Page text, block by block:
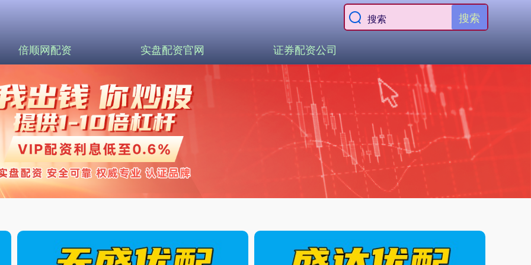
搜索
倍顺网配资 实盘配资官网 证券配资公司